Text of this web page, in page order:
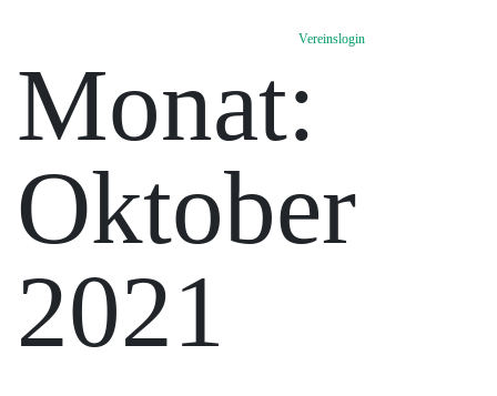
Vereinslogin
Monat:
Oktober
2021